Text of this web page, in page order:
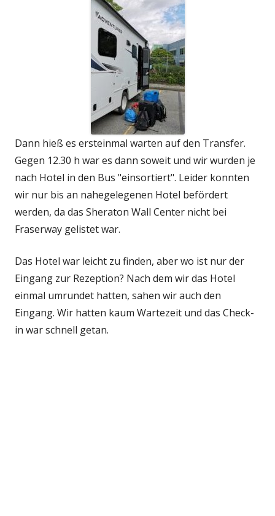
Dann hieß es ersteinmal warten auf den Transfer.
Gegen 12.30 h war es dann soweit und wir wurden je
nach Hotel in den Bus "einsortiert". Leider konnten
wir nur bis an nahegelegenen Hotel befördert
werden, da das Sheraton Wall Center nicht bei
Fraserway gelistet war.
Das Hotel war leicht zu finden, aber wo ist nur der
Eingang zur Rezeption? Nach dem wir das Hotel
einmal umrundet hatten, sahen wir auch den
Eingang. Wir hatten kaum Wartezeit und das Check-
in war schnell getan.